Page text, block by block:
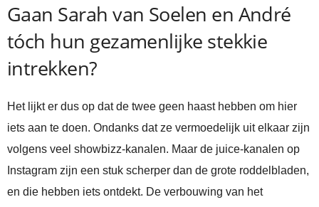
Gaan Sarah van Soelen en André
tóch hun gezamenlijke stekkie
intrekken?
Het lijkt er dus op dat de twee geen haast hebben om hier
iets aan te doen. Ondanks dat ze vermoedelijk uit elkaar zijn
volgens veel showbizz-kanalen. Maar de juice-kanalen op
Instagram zijn een stuk scherper dan de grote roddelbladen,
en die hebben iets ontdekt. De verbouwing van het